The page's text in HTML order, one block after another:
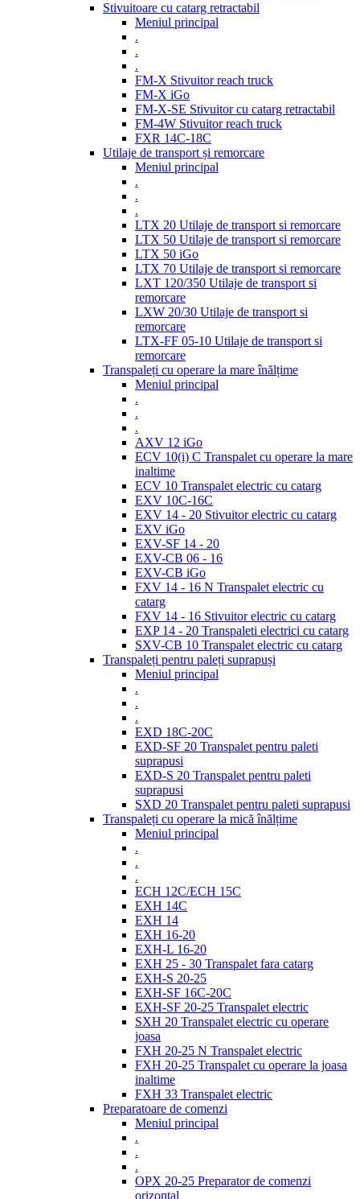
Stivuitoare cu catarg retractabil
Meniul principal
.
.
.
FM-X Stivuitor reach truck
FM-X iGo
FM-X-SE Stivuitor cu catarg retractabil
FM-4W Stivuitor reach truck
FXR 14C-18C
Utilaje de transport și remorcare
Meniul principal
.
.
.
LTX 20 Utilaje de transport si remorcare
LTX 50 Utilaje de transport si remorcare
LTX 50 iGo
LTX 70 Utilaje de transport si remorcare
LXT 120/350 Utilaje de transport si
remorcare
LXW 20/30 Utilaje de transport si
remorcare
LTX-FF 05-10 Utilaje de transport si
remorcare
Transpaleți cu operare la mare înălțime
Meniul principal
.
.
.
AXV 12 iGo
ECV 10(i) C Transpalet cu operare la mare
inaltime
ECV 10 Transpalet electric cu catarg
EXV 10C-16C
EXV 14 - 20 Stivuitor electric cu catarg
EXV iGo
EXV-SF 14 - 20
EXV-CB 06 - 16
EXV-CB iGo
FXV 14 - 16 N Transpalet electric cu
catarg
FXV 14 - 16 Stivuitor electric cu catarg
EXP 14 - 20 Transpaleti electrici cu catarg
SXV-CB 10 Transpalet electric cu catarg
Transpaleți pentru paleți suprapuși
Meniul principal
.
.
.
EXD 18C-20C
EXD-SF 20 Transpalet pentru paleti
suprapusi
EXD-S 20 Transpalet pentru paleti
suprapusi
SXD 20 Transpalet pentru paleti suprapusi
Transpaleți cu operare la mică înălțime
Meniul principal
.
.
.
ECH 12C/ECH 15C
EXH 14C
EXH 14
EXH 16-20
EXH-L 16-20
EXH 25 - 30 Transpalet fara catarg
EXH-S 20-25
EXH-SF 16C-20C
EXH-SF 20-25 Transpalet electric
SXH 20 Transpalet electric cu operare
joasa
FXH 20-25 N Transpalet electric
FXH 20-25 Transpalet cu operare la joasa
inaltime
FXH 33 Transpalet electric
Preparatoare de comenzi
Meniul principal
.
.
.
OPX 20-25 Preparator de comenzi
orizontal